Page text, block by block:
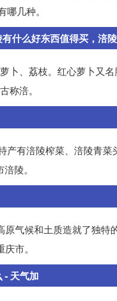
几种。
什么好东西值得买，涪
卜、荔枝。红心萝卜又
称涪。
产有涪陵榨菜、涪陵青菜
陵。
气候和土质造就了独特
市。
- 天气加